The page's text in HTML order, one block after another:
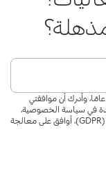
بعد قراءة وفهم سياسة الخصوصية، وأني قد تجاوزت 18 عامًا، وأدرك أن موافقتي
في سياسة الخصوصية،
ووفقًا للمادتين 6 و 7 من اللائحة العامة لحماية البيانات (GDPR)، أوافق على معالجة